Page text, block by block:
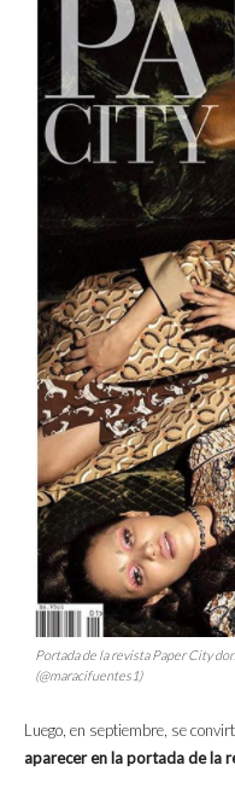
Portada de la revista Paper City
(@maracifuentes1)
Luego, en septiembre, se
aparecer en la portada de la